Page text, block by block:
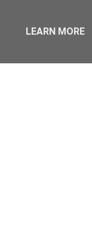
Σ.Α. Επικοινωνία
LEARN MORE